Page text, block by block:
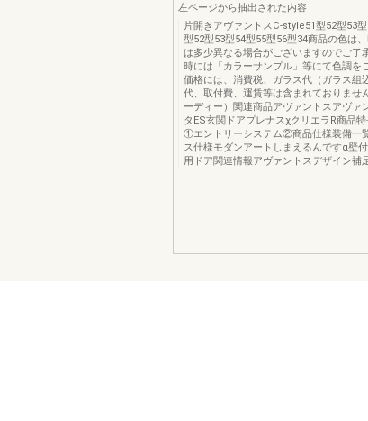
左ページから抽出された内容
片開きアヴァントスC-style51型52型53
型52型53型54型55型56型34商品の色は
は多少異なる場合がございますのでご了
時には「カラーサンプル」等にて色調を
価格には、消費税、ガラス代（ガラス組
代、取付費、運賃等は含まれておりませ
ーディー）関連商品アヴァントスアヴァ
タES玄関ドアプレナスχクリエラR商品
①エントリーシステム②商品仕様装備
ス仕様モダンアートしまえるんですα壁
用ドア関連情報アヴァントスデザイン補